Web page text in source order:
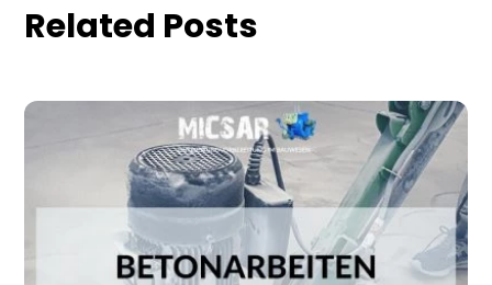
Related Posts